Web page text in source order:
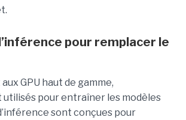
pour remplacer le
GPU haut de gamme,
pour entraîner les modèles
sont conçues pour